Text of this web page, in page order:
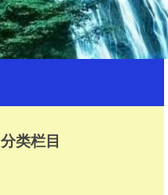
分类栏目